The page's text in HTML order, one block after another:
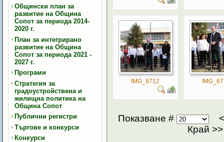
Общински план за
развитие на Община
Сопот за периода 2014-
2020 г.
План за интегрирано
развитие на Община
Сопот за периода 2021 -
2027 г.
Програми
Стратегия за
градоустройствена и
жилищна политика на
Община Сопот
Публични регистри
Търгове и конкурси
Конкурси
IMG_8712
Показване #
Край >>